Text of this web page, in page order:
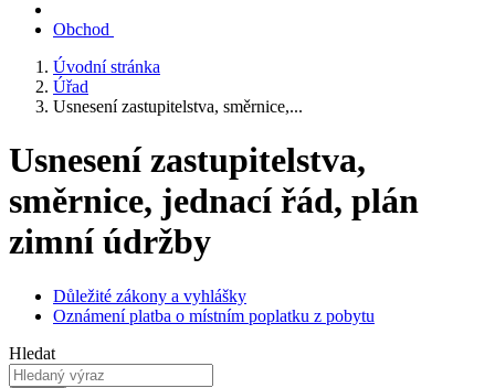
Obchod
Úvodní stránka
Úřad
Usnesení zastupitelstva, směrnice,...
Usnesení zastupitelstva,
směrnice, jednací řád, plán
zimní údržby
Důležité zákony a vyhlášky
Oznámení platba o místním poplatku z pobytu
Hledat